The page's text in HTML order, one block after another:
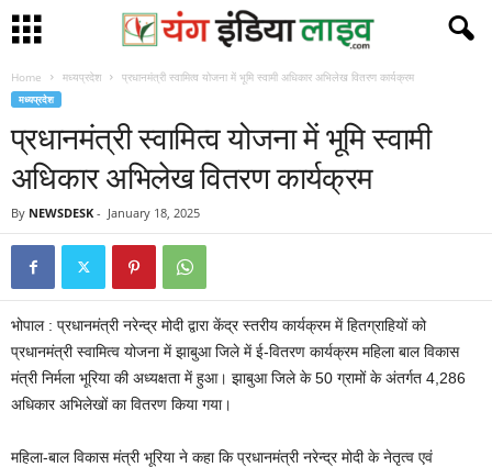
Home मध्यप्रदेश प्रधानमंत्री स्वामित्व योजना में भूमि स्वामी अधिकार अभिलेख वितरण कार्यक्रम
मध्यप्रदेश
प्रधानमंत्री स्वामित्व योजना में भूमि स्वामी
अधिकार अभिलेख वितरण कार्यक्रम
By NEWSDESK - January 18, 2025
भोपाल : प्रधानमंत्री नरेन्द्र मोदी द्वारा केंद्र स्तरीय कार्यक्रम में हितग्राहियों को
प्रधानमंत्री स्वामित्व योजना में झाबुआ जिले में ई-वितरण कार्यक्रम महिला बाल विकास
मंत्री निर्मला भूरिया की अध्यक्षता में हुआ। झाबुआ जिले के 50 ग्रामों के अंतर्गत 4,286
अधिकार अभिलेखों का वितरण किया गया।
महिला-बाल विकास मंत्री भूरिया ने कहा कि प्रधानमंत्री नरेन्द्र मोदी के नेतृत्व एवं